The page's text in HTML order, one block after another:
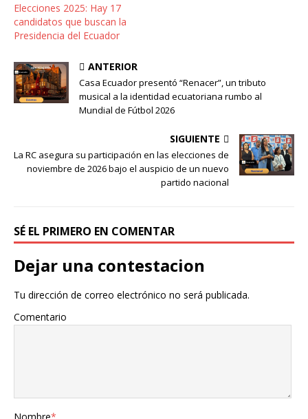
Elecciones 2025: Hay 17
candidatos que buscan la
Presidencia del Ecuador
ANTERIOR
Casa Ecuador presentó “Renacer”, un tributo
musical a la identidad ecuatoriana rumbo al
Mundial de Fútbol 2026
SIGUIENTE
La RC asegura su participación en las elecciones de
noviembre de 2026 bajo el auspicio de un nuevo
partido nacional
SÉ EL PRIMERO EN COMENTAR
Dejar una contestacion
Tu dirección de correo electrónico no será publicada.
Comentario